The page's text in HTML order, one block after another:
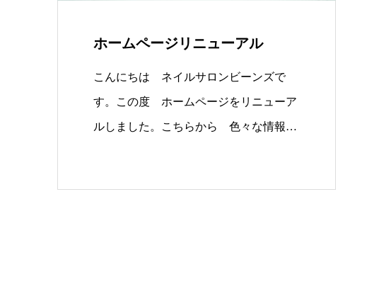
ホームページリニューアル
こんにちは ネイルサロンビーンズで
す。この度 ホームページをリニューア
ルしました。こちらから 色々な情報を